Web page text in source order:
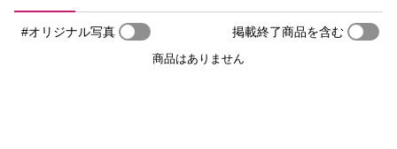
#オリジナル写真 掲載終了商品を含む
商品はありません